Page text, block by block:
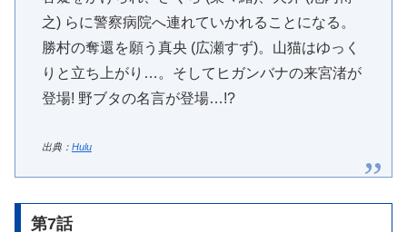
之) らに警察病院へ連れていかれることになる。
勝村の奪還を願う真央 (広瀬すず)。山猫はゆっく
りと立ち上がり…。そしてヒガンバナの来宮渚が
登場! 野ブタの名言が登場…!?
出典： Hulu
第7話